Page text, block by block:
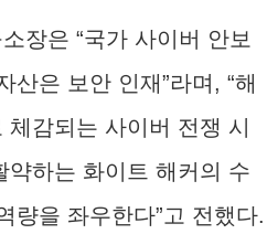
장은 “국가 사이버 안보
산은 보안 인재”라며, “해
감되는 사이버 전쟁 시
약하는 화이트 해커의 수
량을 좌우한다”고 전했다.